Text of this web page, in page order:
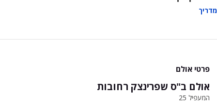
מדריך
פרטי אולם
אולם ב"ס שפרינצק רחובות
המעפיל 25